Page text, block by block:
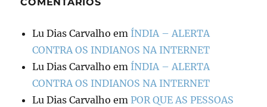
Lu Dias Carvalho em ÍNDIA – ALERTA
CONTRA OS INDIANOS NA INTERNET
Lu Dias Carvalho em ÍNDIA – ALERTA
CONTRA OS INDIANOS NA INTERNET
Lu Dias Carvalho emPOR QUE AS PESSOAS